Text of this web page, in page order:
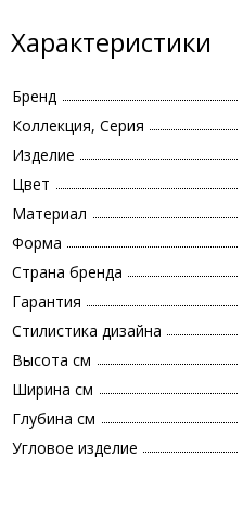
Характеристики
Бренд
Коллекция, Серия
Изделие
Цвет
Материал
Форма
Страна бренда
Гарантия
Стилистика дизайна
Высота см
Ширина см
Глубина см
Угловое изделие